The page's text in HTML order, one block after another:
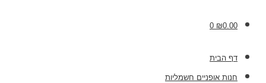
₪0.00
0
דף הבית
חנות אופניים חשמליות